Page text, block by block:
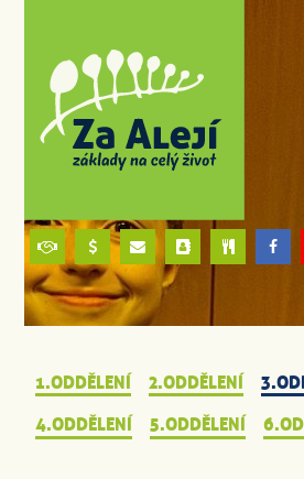
1.ODDĚLENÍ 2.ODDĚLENÍ
4.ODDĚLENÍ
5.ODDĚLENÍ